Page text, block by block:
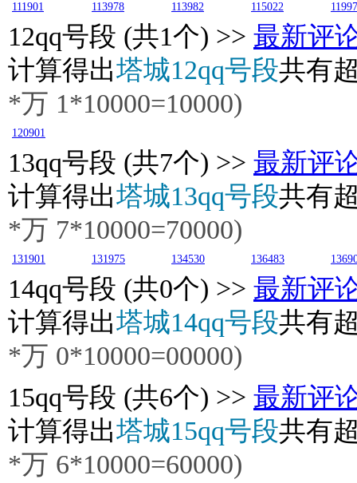
111901 113978 113982 115022
12qq号段 (共1个) >> 最新评
计算得出塔城12qq号段共有
*万 1*10000=10000)
120901
13qq号段 (共7个) >> 最新评
计算得出塔城13qq号段共有
*万 7*10000=70000)
131901 131975 134530 136483
14qq号段 (共0个) >> 最新评
计算得出塔城14qq号段共有
*万 0*10000=00000)
15qq号段 (共6个) >> 最新评
计算得出塔城15qq号段共有
*万 6*10000=60000)